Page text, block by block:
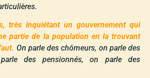
très inquiétant un gouvernement qui
partie de la population en la trouvant
On parle des chômeurs, on parle des
des pensionnés, on parle des